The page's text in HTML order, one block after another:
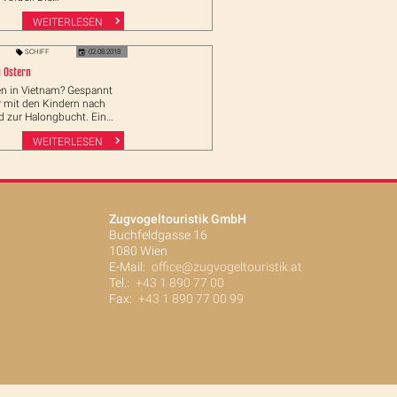
auf den
bieten die
einzigartig zu
Erleben Sie den Luxus
Schiffe…
WEITERLESEN
SCHIFF 02.08.2018
Ostern
in Vietnam? Gespannt
mit den Kindern nach
zur Halongbucht. Ein
für die ganze
WEITERLESEN
Zugvogeltouristik GmbH
Buchfeldgasse 16
1080 Wien
E-Mail: office@zugvogeltouristik.at
Tel.: +43 1 890 77 00
Fax: +43 1 890 77 00 99